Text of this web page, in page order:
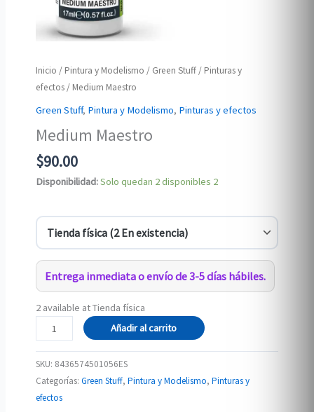
Inicio / Pintura y Modelismo / Green Stuff / Pinturas y
efectos / Medium Maestro
Green Stuff, Pintura y Modelismo, Pinturas y efectos
Medium Maestro
$90.00
Disponibilidad:Solo quedan 2 disponibles 2
Entrega inmediata o envío de 3-5 días hábiles.
2 available at Tienda física
Medium
Maestro
Añadir al carrito
SKU: 8436574501056ES
Categorías:Green Stuff,Pintura y Modelismo,Pinturas y
efectos